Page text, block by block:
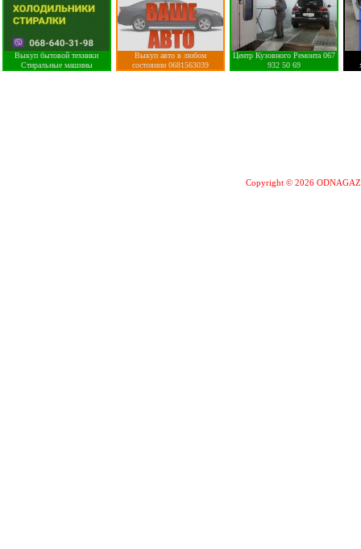
Выкуп бытовой техники
Стиральные машины
Выкуп авто в любом
состоянии 0681563039
Центр Кузовного Ремонта 067
932 50 69
Copyright © 2026